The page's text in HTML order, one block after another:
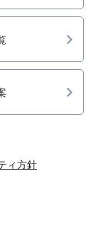
ィ方針